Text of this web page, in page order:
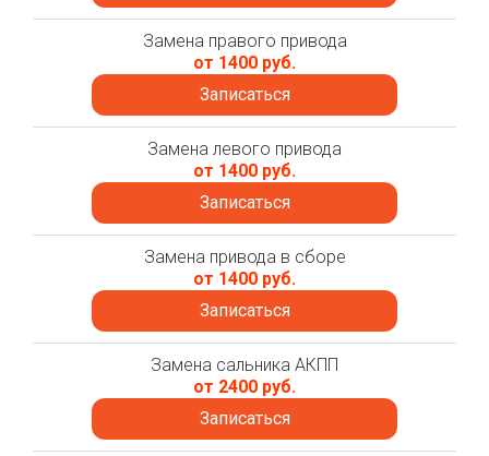
Замена правого привода
от 1400 руб.
Записаться
Замена левого привода
от 1400 руб.
Записаться
Замена привода в сборе
от 1400 руб.
Записаться
Замена сальника АКПП
от 2400 руб.
Записаться